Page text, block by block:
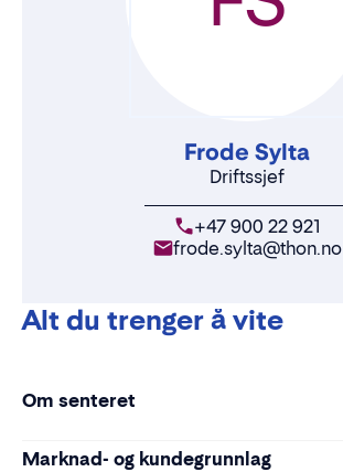
Frode Sylta
Driftssjef
+47 900 22 921
frode.sylta@thon.no
Alt du trenger å vite
Om senteret
Marknad- og kundegrunnlag